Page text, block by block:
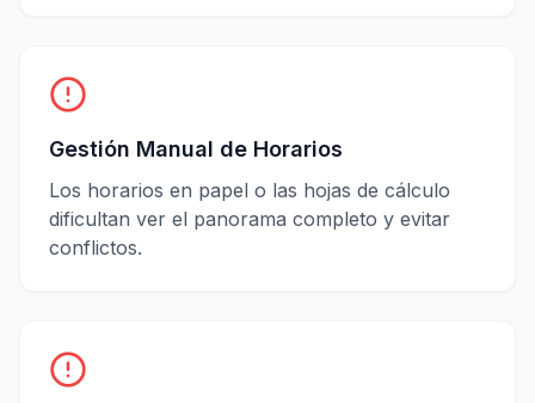
Gestión Manual de Horarios
Los horarios en papel o las hojas de cálculo
dificultan ver el panorama completo y evitar
conflictos.